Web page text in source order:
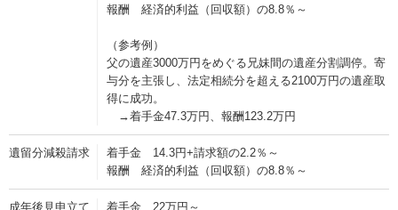
報酬 経済的利益（回収額）の8.8％～
（参考例）
父の遺産3000万円をめぐる兄妹間の遺産分割調停。寄
与分を主張し、法定相続分を超える2100万円の遺産取
得に成功。
→着手金47.3万円、報酬123.2万円
遺留分減殺請求
着手金 14.3円+請求額の2.2％～
報酬 経済的利益（回収額）の8.8％～
成年後見申立て
着手金 22万円～